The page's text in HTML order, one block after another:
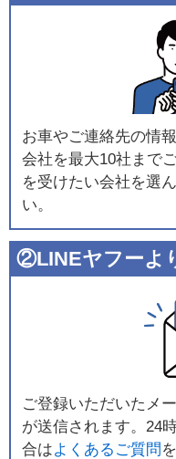
お車やご連絡先の情
会社を最大10社まで
を受けたい会社を選
い。
②LINEヤフーよ
ご登録いただいたメ
が送信されます。24
合はよくあるご質問